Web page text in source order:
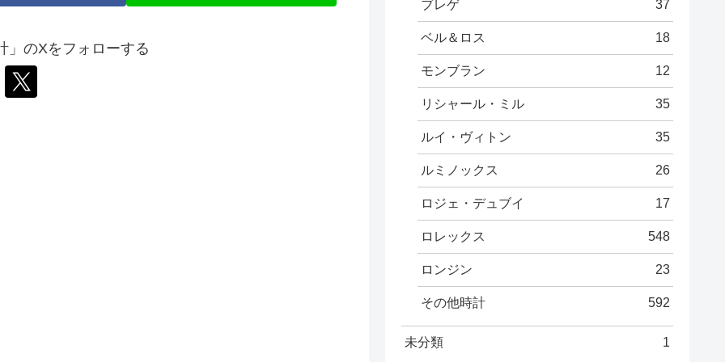
」のXをフォローする
ブレゲ 37
ベル＆ロス 18
モンブラン 12
リシャール・ミル 35
ルイ・ヴィトン 35
ルミノックス 26
ロジェ・デュブイ 17
ロレックス 548
ロンジン 23
その他時計 592
未分類 1